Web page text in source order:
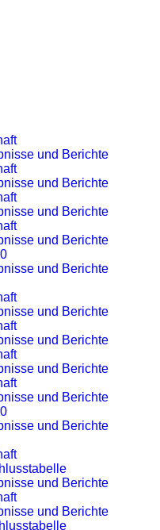
und Berichte
und Berichte
und Berichte
und Berichte
und Berichte
und Berichte
und Berichte
und Berichte
und Berichte
und Berichte
und Berichte
und Berichte